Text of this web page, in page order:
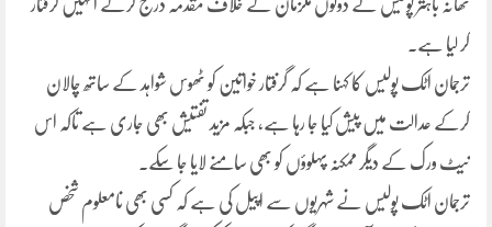
تھانہ باہتر پولیس نے دونوں ملزمان کے خلاف مقدمہ درج کرکے انہیں گرفتار
کر لیا ہے۔
ترجمان اٹک پولیس کا کہنا ہے کہ گرفتار خواتین کو ٹھوس شواہد کے ساتھ چالان
کرکے عدالت میں پیش کیا جا رہا ہے، جبکہ مزید تفتیش بھی جاری ہے تاکہ اس
نیٹ ورک کے دیگر ممکنہ پہلوؤں کو بھی سامنے لایا جا سکے۔
ترجمان اٹک پولیس نے شہریوں سے اپیل کی ہے کہ کسی بھی نامعلوم شخص